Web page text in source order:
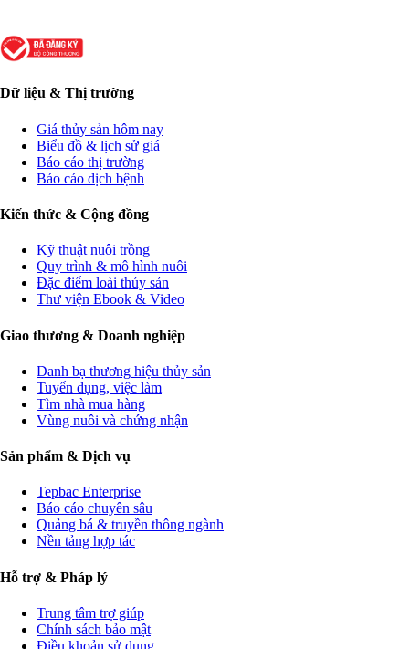
Dữ liệu & Thị trường
Giá thủy sản hôm nay
Biểu đồ & lịch sử giá
Báo cáo thị trường
Báo cáo dịch bệnh
Kiến thức & Cộng đồng
Kỹ thuật nuôi trồng
Quy trình & mô hình nuôi
Đặc điểm loài thủy sản
Thư viện Ebook & Video
Giao thương & Doanh nghiệp
Danh bạ thương hiệu thủy sản
Tuyển dụng, việc làm
Tìm nhà mua hàng
Vùng nuôi và chứng nhận
Sản phẩm & Dịch vụ
Tepbac Enterprise
Báo cáo chuyên sâu
Quảng bá & truyền thông ngành
Nền tảng hợp tác
Hỗ trợ & Pháp lý
Trung tâm trợ giúp
Chính sách bảo mật
Điều khoản sử dụng